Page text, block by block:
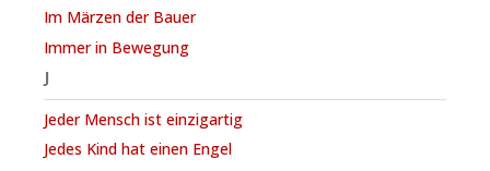
Im Märzen der Bauer
Immer in Bewegung
J
Jeder Mensch ist einzigartig
Jedes Kind hat einen Engel